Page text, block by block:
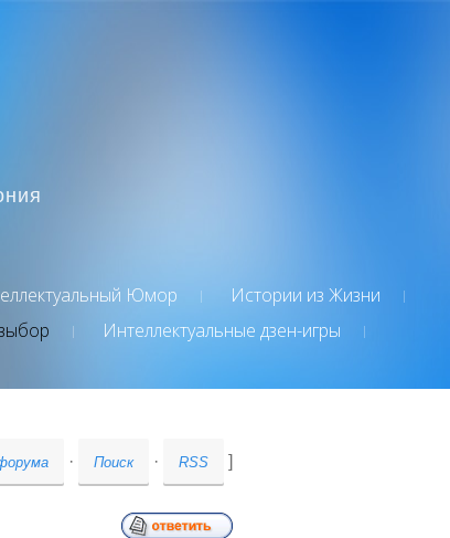
Юмор
Истории из Жизни
Интеллектуальные дзен-игры
· Поиск · RSS ]